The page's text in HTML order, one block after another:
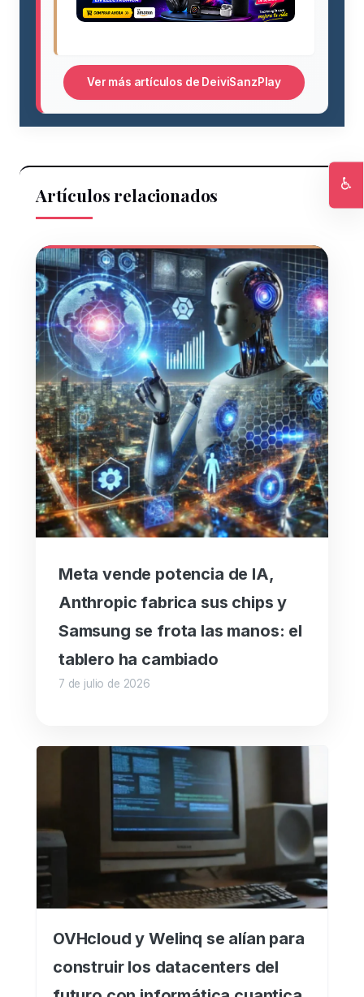
Ver más artículos de DeiviSanzPlay
Artículos relacionados
Meta vende potencia de IA,
Anthropic fabrica sus chips y
Samsung se frota las manos: el
tablero ha cambiado
7 de julio de 2026
OVHcloud y Welinq se alían para
construir los datacenters del
♿